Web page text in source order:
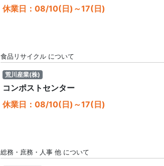
休業日：08/10(日)～17(日)
食品リサイクル について
荒川産業(株)
コンポストセンター
休業日：08/10(日)～17(日)
総務・庶務・人事 他 について